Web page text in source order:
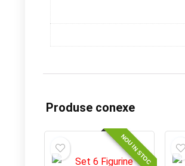
Produse conexe
NOU IN STOC